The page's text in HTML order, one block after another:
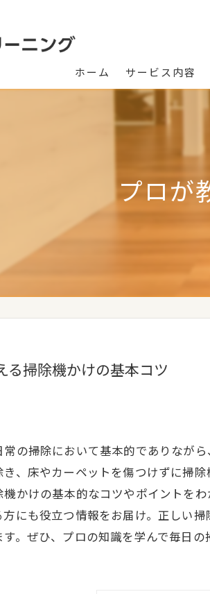
ホーム サービス内容
プロが
る掃除機かけの基本コツ
の掃除において基本的でありなが
き、床やカーペットを傷つけずに掃
機かけの基本的なコツやポイントを
方にも役立つ情報をお届け。正しい
。ぜひ、プロの知識を学んで毎日の